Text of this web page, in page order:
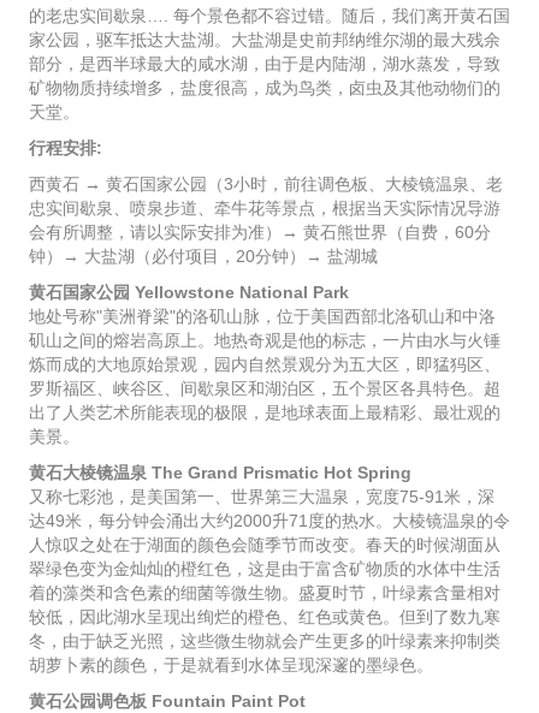
的老忠实间歇泉…. 每个景色都不容过错。随后，我们离开黄石国
家公园，驱车抵达大盐湖。大盐湖是史前邦纳维尔湖的最大残余
部分，是西半球最大的咸水湖，由于是内陆湖，湖水蒸发，导致
矿物物质持续增多，盐度很高，成为鸟类，卤虫及其他动物们的
天堂。
行程安排:
西黄石 → 黄石国家公园（3小时，前往调色板、大棱镜温泉、老
忠实间歇泉、喷泉步道、牵牛花等景点，根据当天实际情况导游
会有所调整，请以实际安排为准）→ 黄石熊世界（自费，60分
钟）→ 大盐湖（必付项目，20分钟）→ 盐湖城
黄石国家公园 Yellowstone National Park
地处号称"美洲脊梁"的洛矶山脉，位于美国西部北洛矶山和中洛
矶山之间的熔岩高原上。地热奇观是他的标志，一片由水与火锤
炼而成的大地原始景观，园内自然景观分为五大区，即猛犸区、
罗斯福区、峡谷区、间歇泉区和湖泊区，五个景区各具特色。超
出了人类艺术所能表现的极限，是地球表面上最精彩、最壮观的
美景。
黄石大棱镜温泉 The Grand Prismatic Hot Spring
又称七彩池，是美国第一、世界第三大温泉，宽度75-91米，深
达49米，每分钟会涌出大约2000升71度的热水。大棱镜温泉的令
人惊叹之处在于湖面的颜色会随季节而改变。春天的时候湖面从
翠绿色变为金灿灿的橙红色，这是由于富含矿物质的水体中生活
着的藻类和含色素的细菌等微生物。盛夏时节，叶绿素含量相对
较低，因此湖水呈现出绚烂的橙色、红色或黄色。但到了数九寒
冬，由于缺乏光照，这些微生物就会产生更多的叶绿素来抑制类
胡萝卜素的颜色，于是就看到水体呈现深邃的墨绿色。
黄石公园调色板 Fountain Paint Pot